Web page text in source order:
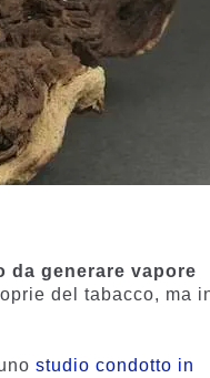
da generare vapore
del tabacco, ma
studio condotto in